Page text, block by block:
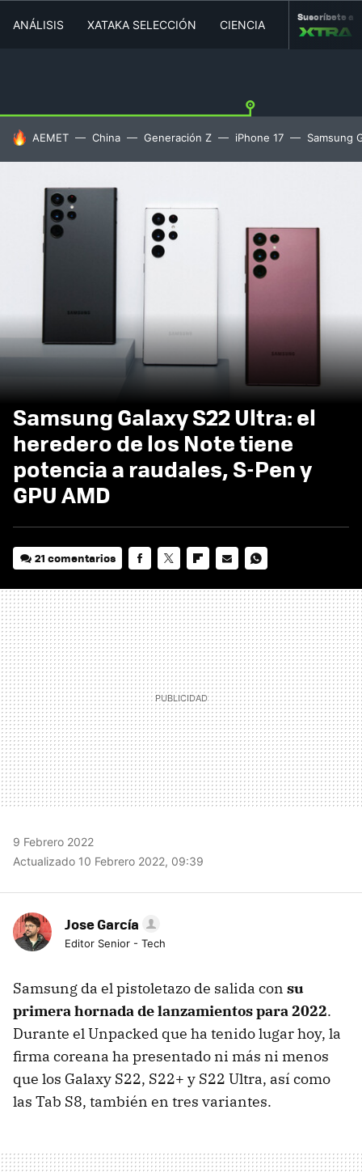
ANÁLISIS XATAKA SELECCIÓN CIENCIA MOVILIDAD
Suscríbete a
HOY SE HABLA DE
AEMET China Generación Z iPhone 17 Samsung
Samsung Galaxy S22 Ultra: el
heredero de los Note tiene
potencia a raudales, S-Pen y
GPU AMD
21 comentarios
MAIL
9 Febrero 2022
Actualizado 10 Febrero 2022, 09:39
Jose García
Editor Senior - Tech
Samsung da el pistoletazo de salida con su
primera hornada de lanzamientos para 2022.
Durante el Unpacked que ha tenido lugar hoy, la
firma coreana ha presentado ni más ni menos
que los Galaxy S22, S22+ y S22 Ultra, así como
las Tab S8, también en tres variantes.